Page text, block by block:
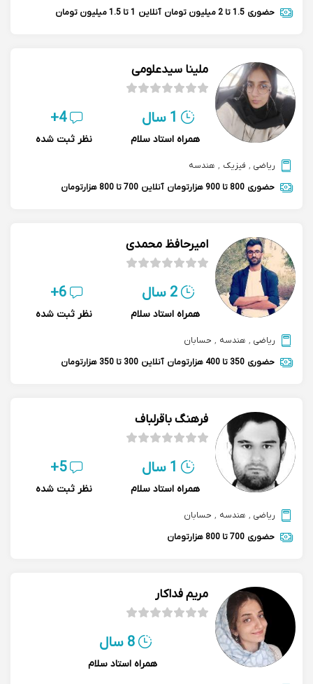
حضوری 1.5 تا 2 میلیون تومان آنلاین 1 تا 1.5 میلیون تومان
ملینا سیدعلومی
1 سال
همراه استاد سلام
4+
نظر ثبت شده
ریاضی , فیزیک , هندسه
حضوری 800 تا 900 هزارتومان آنلاین 700 تا 800 هزارتومان
امیرحافظ محمدی
2 سال
همراه استاد سلام
6+
نظر ثبت شده
ریاضی , هندسه , حسابان
حضوری 350 تا 400 هزارتومان آنلاین 300 تا 350 هزارتومان
فرهنگ باقرلباف
1 سال
همراه استاد سلام
5+
نظر ثبت شده
ریاضی , هندسه , حسابان
حضوری 700 تا 800 هزارتومان
مریم فداکار
8 سال
همراه استاد سلام